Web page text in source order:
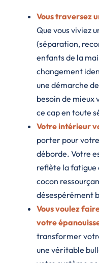
Vous traversez
Que vous viviez
(séparation,
enfants de la
changement
une démarche
besoin de mieux
ce cap en toute
Votre intérieur
porter pour
déborde. Votre
reflète la fatigue
cocon
désespérément
Vous voulez
votre
transformer
une véritable